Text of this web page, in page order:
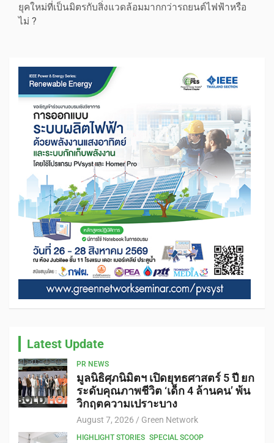
ยุคใหม่ที่เป็นมิตรกับสิ่งแวดล้อมมากกว่ารถยนต์ไฟฟ้าหรือ
ไม่ ?
Latest Update
PR NEWS
มูลนิธิศุภนิมิตฯ เปิดยุทธศาสตร์ 5 ปี ยก
ระดับคุณภาพชีวิต ‘เด็ก 4 ล้านคน’ พ้น
วิกฤตความเปราะบาง
August 7, 2026 Green Network
HIGHLIGHT STORIES SPECIAL SCOOP